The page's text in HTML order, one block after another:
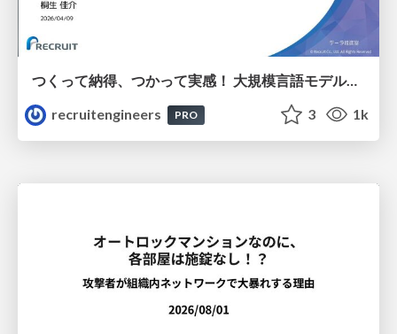
つくって納得、つかって実感！ 大規模言語モデルことはじめ ver2.0
recruitengineers
PRO 3 1k